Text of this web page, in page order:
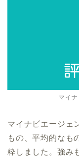
マイ
マイナビエージェ
もの、平均的なも
粋しました。強み